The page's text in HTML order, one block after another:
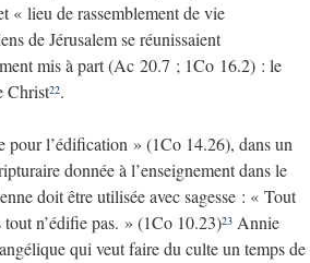
« lieu de rassemblement de vie
de Jérusalem se réunissaient
mis à part (Ac 20.7 ; 1Co 16.2) : le
Christ22.
pour l’édification » (1Co 14.26), dans un
donnée à l’enseignement dans le
doit être utilisée avec sagesse : « Tout
tout n’édifie pas. » (1Co 10.23)23 Annie
qui veut faire du culte un temps de